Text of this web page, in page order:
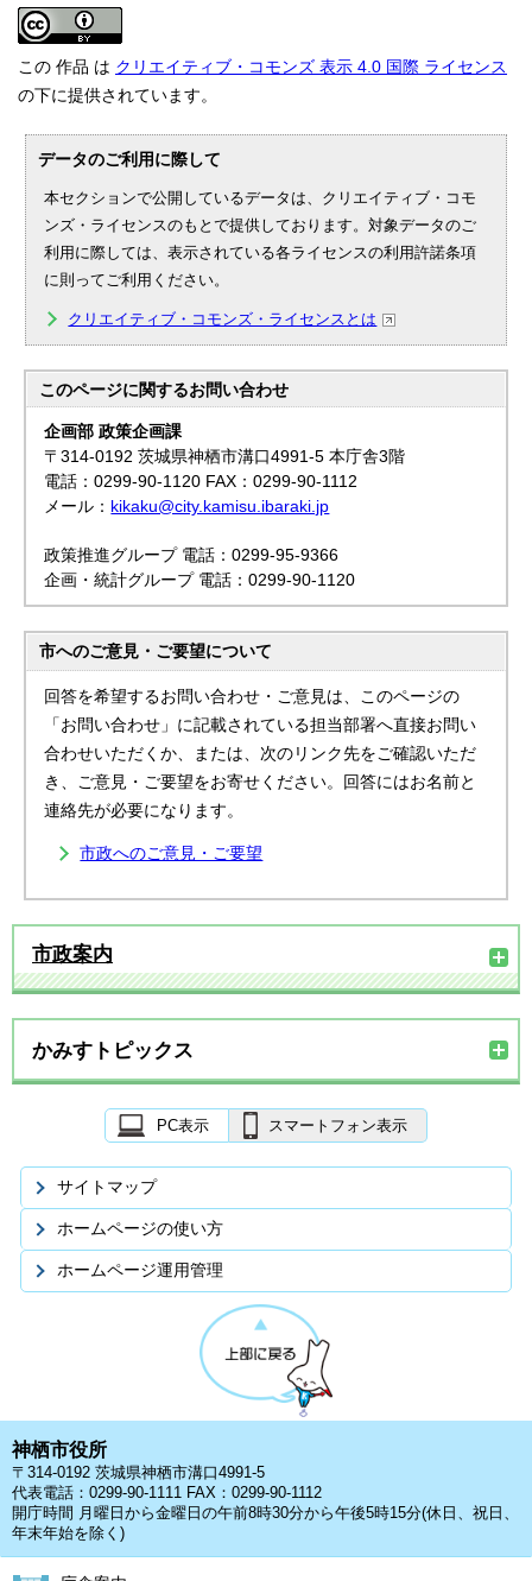
この 作品 は クリエイティブ・コモンズ 表示 4.0 国際 ライセンス
の下に提供されています。
データのご利用に際して
本セクションで公開しているデータは、クリエイティブ・コモ
ンズ・ライセンスのもとで提供しております。対象データのご
利用に際しては、表示されている各ライセンスの利用許諾条項
に則ってご利用ください。
クリエイティブ・コモンズ・ライセンスとは
このページに関するお問い合わせ
企画部 政策企画課
〒314-0192 茨城県神栖市溝口4991-5 本庁舎3階
電話：0299-90-1120 FAX：0299-90-1112
メール： kikaku@city.kamisu.ibaraki.jp
政策推進グループ 電話：0299-95-9366
企画・統計グループ 電話：0299-90-1120
市へのご意見・ご要望について
回答を希望するお問い合わせ・ご意見は、このページの
「お問い合わせ」に記載されている担当部署へ直接お問い
合わせいただくか、または、次のリンク先をご確認いただ
き、ご意見・ご要望をお寄せください。回答にはお名前と
連絡先が必要になります。
市政へのご意見・ご要望
市政案内
かみすトピックス
PC表示 スマートフォン表示
サイトマップ
ホームページの使い方
ホームページ運用管理
神栖市役所
〒314-0192 茨城県神栖市溝口4991-5
代表電話：0299-90-1111 FAX：0299-90-1112
開庁時間 月曜日から金曜日の午前8時30分から午後5時15分(休日、祝日、
年末年始を除く)